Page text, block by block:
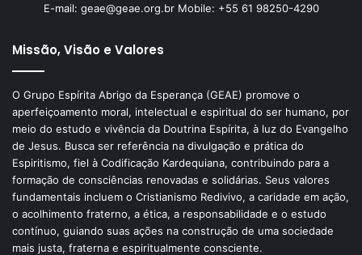
E-mail: geae@geae.org.br Mobile: +55 61 98250-4290
Missão, Visão e Valores
O Grupo Espírita Abrigo da Esperança (GEAE) promove o
aperfeiçoamento moral, intelectual e espiritual do ser humano, por
meio do estudo e vivência da Doutrina Espírita, à luz do Evangelho
de Jesus. Busca ser referência na divulgação e prática do
Espiritismo, fiel à Codificação Kardequiana, contribuindo para a
formação de consciências renovadas e solidárias. Seus valores
fundamentais incluem o Cristianismo Redivivo, a caridade em ação,
o acolhimento fraterno, a ética, a responsabilidade e o estudo
contínuo, guiando suas ações na construção de uma sociedade
mais justa, fraterna e espiritualmente consciente.